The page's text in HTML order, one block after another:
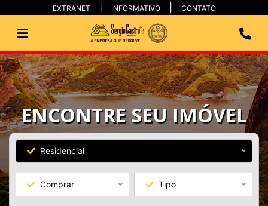
EXTRANET INFORMATIVO CONTATO
ENCONTRE SEU IMÓVEL
Residencial
Comprar Tipo